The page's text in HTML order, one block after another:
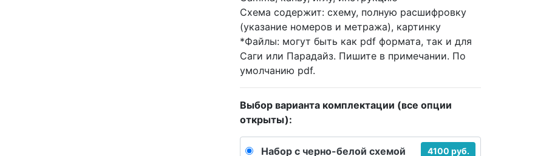
Схема содержит: схему, полную расшифровку
(указание номеров и метража), картинку
*Файлы: могут быть как pdf формата, так и для
Саги или Парадайз. Пишите в примечании. По
умолчанию pdf.
Выбор варианта комплектации (все опции
открыты):
Набор с черно-белой схемой 4100 руб.